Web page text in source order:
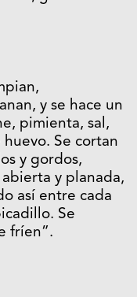
y se hace un
pimienta, sal,
huevo. Se cortan
y gordos,
y planada,
así entre cada
Se
fríen”.